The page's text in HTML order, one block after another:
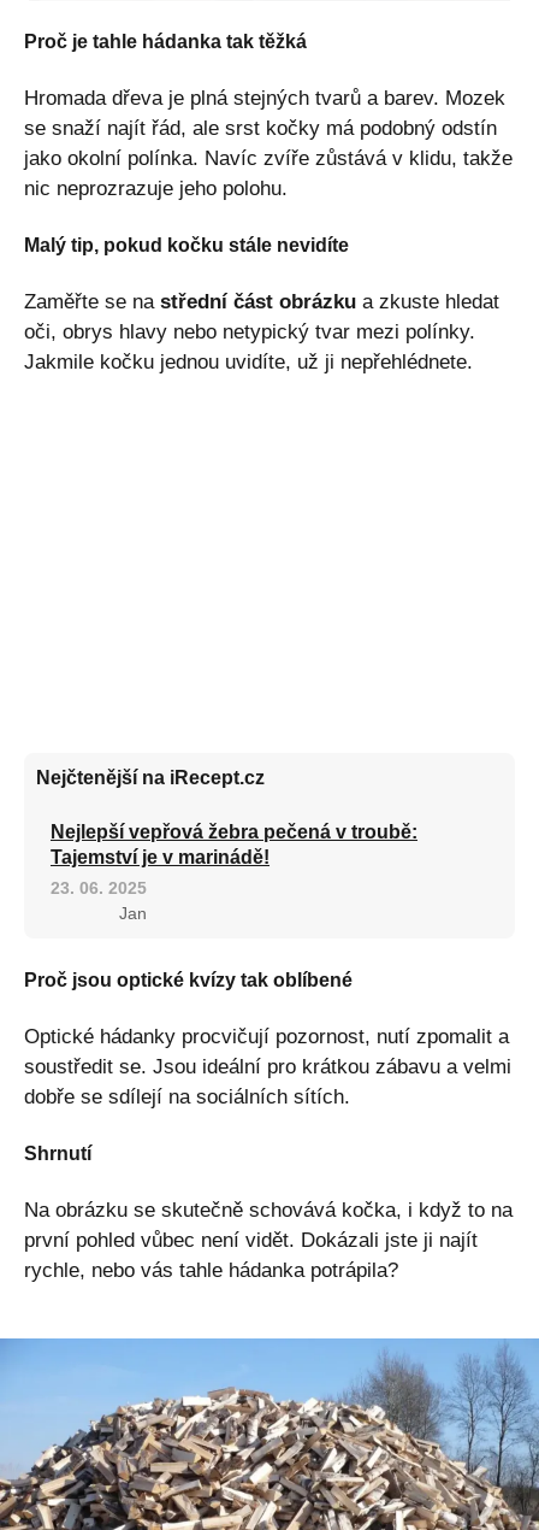
Proč je tahle hádanka tak těžká
Hromada dřeva je plná stejných tvarů a barev. Mozek
se snaží najít řád, ale srst kočky má podobný odstín
jako okolní polínka. Navíc zvíře zůstává v klidu, takže
nic neprozrazuje jeho polohu.
Malý tip, pokud kočku stále nevidíte
Zaměřte se na střední část obrázku a zkuste hledat
oči, obrys hlavy nebo netypický tvar mezi polínky.
Jakmile kočku jednou uvidíte, už ji nepřehlédnete.
Nejčtenější na iRecept.cz
Nejlepší vepřová žebra pečená v troubě:
Tajemství je v marinádě!
23. 06. 2025
Jan
Proč jsou optické kvízy tak oblíbené
Optické hádanky procvičují pozornost, nutí zpomalit a
soustředit se. Jsou ideální pro krátkou zábavu a velmi
dobře se sdílejí na sociálních sítích.
Shrnutí
Na obrázku se skutečně schovává kočka, i když to na
první pohled vůbec není vidět. Dokázali jste ji najít
rychle, nebo vás tahle hádanka potrápila?